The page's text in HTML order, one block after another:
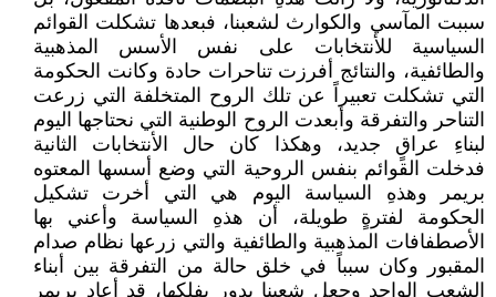
سببت المآسي والكوارث لشعبنا، فبعدها تشكلت القوائم
السياسية للأنتخابات على نفس الأسس المذهبية
والطائفية، والنتائج أفرزت تناحرات حادة وكانت الحكومة
التي تشكلت تعبيراً عن تلك الروح المتخلفة التي زرعت
التناحر والتفرقة وأبعدت الروح الوطنية التي نحتاجها اليوم
لبناءِ عراقٍ جديد، وهكذا كان حال الأنتخابات الثانية
فدخلت القوائم بنفس الروحية التي وضع أسسها المعتوه
بريمر وهذهِ السياسة اليوم هي التي أخرت تشكيل
الحكومة لفترةٍ طويلة، أن هذهِ السياسة وأعني بها
الأصطفافات المذهبية والطائفية والتي زرعها نظام صدام
المقبور وكان سبباً في خلق حالة من التفرقة بين أبناء
الشعب الواحد وجعل شعبنا يدور بفلكها، قد أعاد بريمر